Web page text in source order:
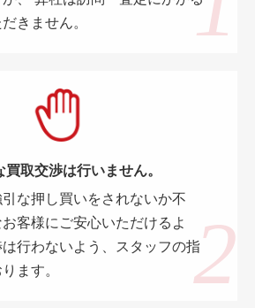
きません。
取交渉は行いません。
な押し買いをされないか不
客様にご安心いただけるよ
行わないよう、スタッフの指
ます。